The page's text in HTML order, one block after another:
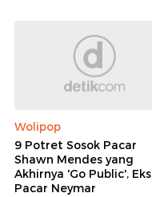
Wolipop
9 Potret Sosok Pacar
Shawn Mendes yang
Akhirnya 'Go Public', Eks
Pacar Neymar